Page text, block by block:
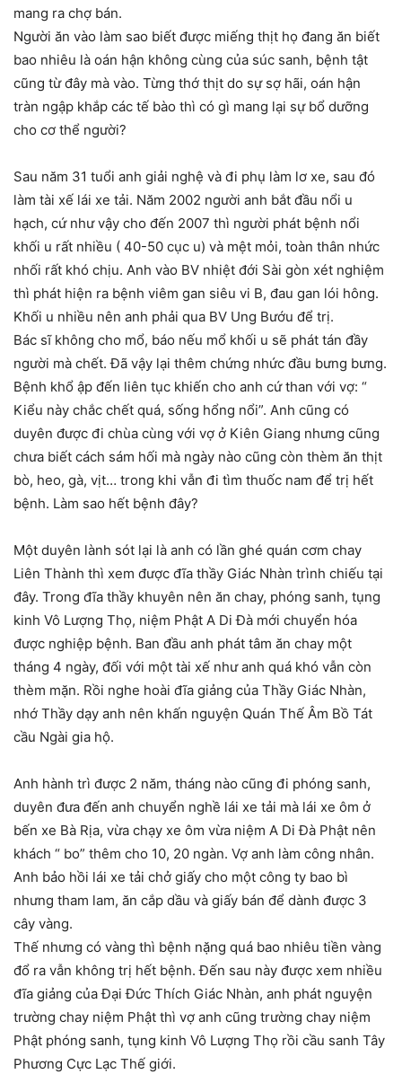
mang ra chợ bán.
Người ăn vào làm sao biết được miếng thịt họ đang ăn biết
bao nhiêu là oán hận không cùng của súc sanh, bệnh tật
cũng từ đây mà vào. Từng thớ thịt do sự sợ hãi, oán hận
tràn ngập khắp các tế bào thì có gì mang lại sự bổ dưỡng
cho cơ thể người?
Sau năm 31 tuổi anh giải nghệ và đi phụ làm lơ xe, sau đó
làm tài xế lái xe tải. Năm 2002 người anh bắt đầu nổi u
hạch, cứ như vậy cho đến 2007 thì người phát bệnh nổi
khối u rất nhiều ( 40-50 cục u) và mệt mỏi, toàn thân nhức
nhối rất khó chịu. Anh vào BV nhiệt đới Sài gòn xét nghiệm
thì phát hiện ra bệnh viêm gan siêu vi B, đau gan lói hông.
Khối u nhiều nên anh phải qua BV Ung Bướu để trị.
Bác sĩ không cho mổ, báo nếu mổ khối u sẽ phát tán đầy
người mà chết. Đã vậy lại thêm chứng nhức đầu bưng bưng.
Bệnh khổ ập đến liên tục khiến cho anh cứ than với vợ: “
Kiểu này chắc chết quá, sống hổng nổi”. Anh cũng có
duyên được đi chùa cùng với vợ ở Kiên Giang nhưng cũng
chưa biết cách sám hối mà ngày nào cũng còn thèm ăn thịt
bò, heo, gà, vịt… trong khi vẫn đi tìm thuốc nam để trị hết
bệnh. Làm sao hết bệnh đây?
Một duyên lành sót lại là anh có lần ghé quán cơm chay
Liên Thành thì xem được đĩa thầy Giác Nhàn trình chiếu tại
đây. Trong đĩa thầy khuyên nên ăn chay, phóng sanh, tụng
kinh Vô Lượng Thọ, niệm Phật A Di Đà mới chuyển hóa
được nghiệp bệnh. Ban đầu anh phát tâm ăn chay một
tháng 4 ngày, đối với một tài xế như anh quá khó vẫn còn
thèm mặn. Rồi nghe hoài đĩa giảng của Thầy Giác Nhàn,
nhớ Thầy dạy anh nên khấn nguyện Quán Thế Âm Bồ Tát
cầu Ngài gia hộ.
Anh hành trì được 2 năm, tháng nào cũng đi phóng sanh,
duyên đưa đến anh chuyển nghề lái xe tải mà lái xe ôm ở
bến xe Bà Rịa, vừa chạy xe ôm vừa niệm A Di Đà Phật nên
khách “ bo” thêm cho 10, 20 ngàn. Vợ anh làm công nhân.
Anh bảo hồi lái xe tải chở giấy cho một công ty bao bì
nhưng tham lam, ăn cắp dầu và giấy bán để dành được 3
cây vàng.
Thế nhưng có vàng thì bệnh nặng quá bao nhiêu tiền vàng
đổ ra vẫn không trị hết bệnh. Đến sau này được xem nhiều
đĩa giảng của Đại Đức Thích Giác Nhàn, anh phát nguyện
trường chay niệm Phật thì vợ anh cũng trường chay niệm
Phật phóng sanh, tụng kinh Vô Lượng Thọ rồi cầu sanh Tây
Phương Cực Lạc Thế giới.